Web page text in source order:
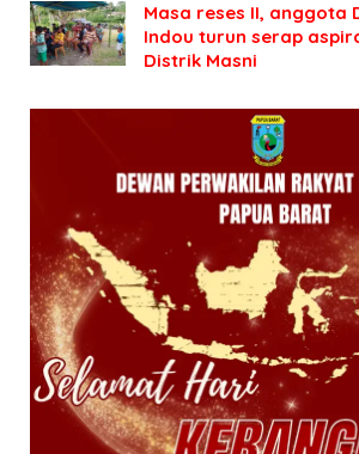
Masa reses II, anggota
Indou turun serap
Distrik Masni